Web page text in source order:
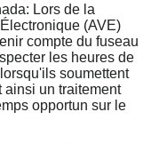
Lors de la
(AVE)
compte du fuseau
les heures de
soumettent
ainsi un traitement
opportun sur le